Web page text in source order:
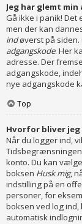
Jeg har glemt
Gå ikke i panik!
men der kan
indøverst på siden.
adgangskode. Her
adresse. Der
adgangskode,
nye adgangskode
Top
Hvorfor bliver
Når du logger ind,
konto. Du kan
boksen Husk mig,
indstilling på en
personer, for
boksen ved log
automatisk